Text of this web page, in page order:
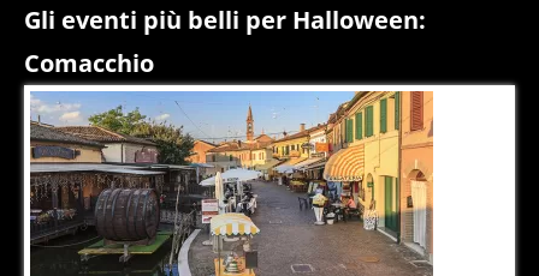
Gli eventi più belli per Halloween:
Comacchio